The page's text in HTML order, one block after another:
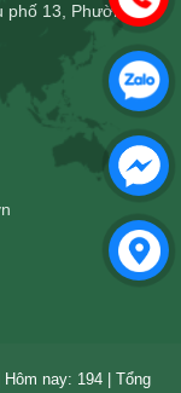
phố 13, Phường
nay: 194 | Tổng